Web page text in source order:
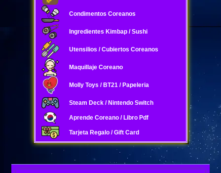
Condimentos Coreanos
Ingredientes Kimbap / Sushi
Utensilios / Cubiertos Coreanos
Maquillaje Coreano
Molly Toys / BT21 / Papeleria
Steam Deck / Nintendo Switch
Aprende Coreano / Libro Pdf
Tarjeta Regalo / Gift Card